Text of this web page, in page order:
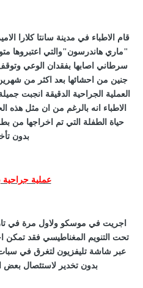
قام الاطباء في مدينة سانتا كلارا
"ماري هاندرسون"والتي اعتبروها
سرطاني اصابها بفقدان الوعي
جنين من احشائها بعد اكثر من شهرين
العملية الجراحية الدقيقة انجبت
الاطباء انه بالرغم من ان مثل هذه
حياة الطفلة التي تم اخراجها من
بدون
عملية جراحية
اجريت في موسكو ولاول مرة في
تحت التنويم المغناطيسي فقد تمكن
عبر شاشة تليفزيون لتغرق في
بدون تخدير لاستئصال بعض